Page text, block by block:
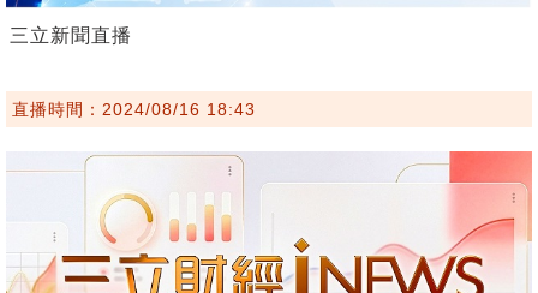
三立新聞直播
直播時間：2024/08/16 18:43